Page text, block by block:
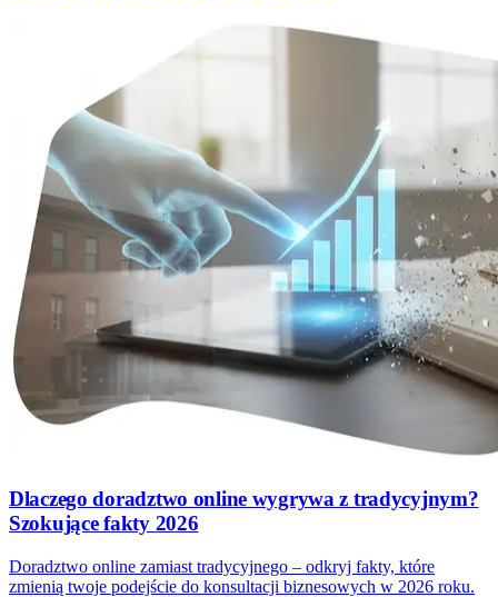
Dlaczego doradztwo online wygrywa z tradycyjnym?
Szokujące fakty 2026
Doradztwo online zamiast tradycyjnego – odkryj fakty, które
zmienią twoje podejście do konsultacji biznesowych w 2026 roku.